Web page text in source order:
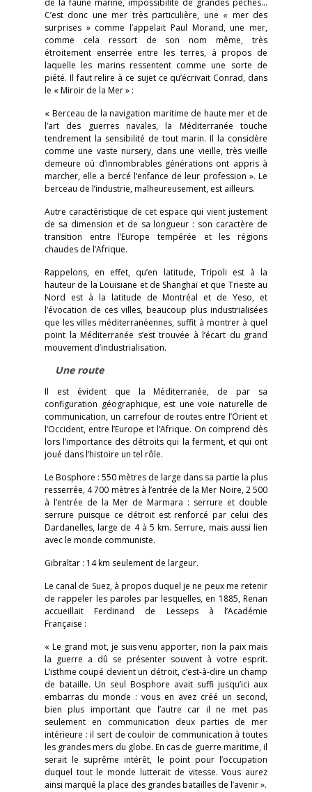
de la faune marine, impossibilité de grandes pêches…
C’est donc une mer très particulière, une « mer des
surprises » comme l’appelait Paul Morand, une mer,
comme cela ressort de son nom même, très
étroitement enserrée entre les terres, à propos de
laquelle les marins ressentent comme une sorte de
piété. Il faut relire à ce sujet ce qu’écrivait Conrad, dans
le « Miroir de la Mer » :
« Berceau de la navigation maritime de haute mer et de
l’art des guerres navales, la Méditerranée touche
tendrement la sensibilité de tout marin. Il la considère
comme une vaste nursery, dans une vieille, très vieille
demeure où d’innombrables générations ont appris à
marcher, elle a bercé l’enfance de leur profession ». Le
berceau de l’industrie, malheureusement, est ailleurs.
Autre caractéristique de cet espace qui vient justement
de sa dimension et de sa longueur : son caractère de
transition entre l’Europe tempérée et les régions
chaudes de l’Afrique.
Rappelons, en effet, qu’en latitude, Tripoli est à la
hauteur de la Louisiane et de Shanghaï et que Trieste au
Nord est à la latitude de Montréal et de Yeso, et
l’évocation de ces villes, beaucoup plus industrialisées
que les villes méditerranéennes, suffit à montrer à quel
point la Méditerranée s’est trouvée à l’écart du grand
mouvement d’industrialisation.
Une route
Il est évident que la Méditerranée, de par sa
configuration géographique, est une voie naturelle de
communication, un carrefour de routes entre l’Orient et
l’Occident, entre l’Europe et l’Afrique. On comprend dès
lors l’importance des détroits qui la ferment, et qui ont
joué dans l’histoire un tel rôle.
Le Bosphore : 550 mètres de large dans sa partie la plus
resserrée, 4 700 mètres à l’entrée de la Mer Noire, 2 500
à l’entrée de la Mer de Marmara : serrure et double
serrure puisque ce détroit est renforcé par celui des
Dardanelles, large de 4 à 5 km. Serrure, mais aussi lien
avec le monde communiste.
Gibraltar : 14 km seulement de largeur.
Le canal de Suez, à propos duquel je ne peux me retenir
de rappeler les paroles par lesquelles, en 1885, Renan
accueillait Ferdinand de Lesseps à l’Académie
Française :
« Le grand mot, je suis venu apporter, non la paix mais
la guerre a dû se présenter souvent à votre esprit.
L’isthme coupé devient un détroit, c’est-à-dire un champ
de bataille. Un seul Bosphore avait suffi jusqu’ici aux
embarras du monde : vous en avez créé un second,
bien plus important que l’autre car il ne met pas
seulement en communication deux parties de mer
intérieure : il sert de couloir de communication à toutes
les grandes mers du globe. En cas de guerre maritime, il
serait le suprême intérêt, le point pour l’occupation
duquel tout le monde lutterait de vitesse. Vous aurez
ainsi marqué la place des grandes batailles de l’avenir ».